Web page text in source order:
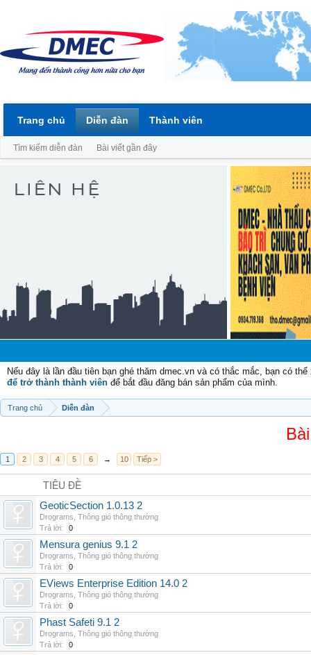
Nếu đây là lần đầu tiên bạn ghé thăm dmec.vn và có thắc mắc, bạn có
để trở thành thành viên để bắt đầu đăng bán sản phẩm của mình.
Trang chủ Diễn đàn
1 2 3 4 5 6 → 10 Tiếp >
TIÊU ĐỀ
GeoticSection 1.0.13 2
Drograms Thông gió thông thường
Trả lời:
0
Mensura genius 9.1 2
Drograms Thông gió thông thường
Trả lời:
0
EViews Enterprise Edition 14.0 2
Drograms Thông gió thông thường
Trả lời:
0
Phast Safeti 9.1 2
Drograms Thông gió thông thường
Trả lời:
0
Trang chủ Diễn đàn
Tìm kiếm diễn đàn Bài viết gần đây
Thành viên